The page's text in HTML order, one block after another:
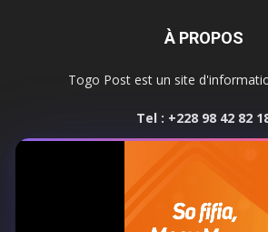
À PROPOS
Togo Post est un site
Tel : +228 98 42 82
SUIVEZ NOUS